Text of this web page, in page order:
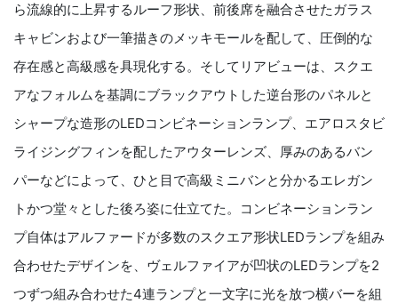
ら流線的に上昇するルーフ形状、前後席を融合させたガラス
キャビンおよび一筆描きのメッキモールを配して、圧倒的な
存在感と高級感を具現化する。そしてリアビューは、スクエ
アなフォルムを基調にブラックアウトした逆台形のパネルと
シャープな造形のLEDコンビネーションランプ、エアロスタビ
ライジングフィンを配したアウターレンズ、厚みのあるバン
パーなどによって、ひと目で高級ミニバンと分かるエレガン
トかつ堂々とした後ろ姿に仕立てた。コンビネーションラン
プ自体はアルファードが多数のスクエア形状LEDランプを組み
合わせたデザインを、ヴェルファイアが凹状のLEDランプを2
つずつ組み合わせた4連ランプと一文字に光を放つ横バーを組